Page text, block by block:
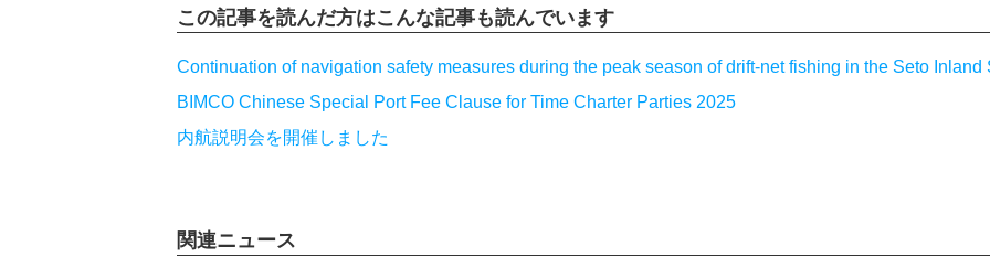
この記事を読んだ方はこんな記事も読んでいます
Continuation of navigation safety measures during the peak season of drift-net fishing in the Seto Inland
BIMCO Chinese Special Port Fee Clause for Time Charter Parties 2025
内航説明会を開催しました
関連ニュース